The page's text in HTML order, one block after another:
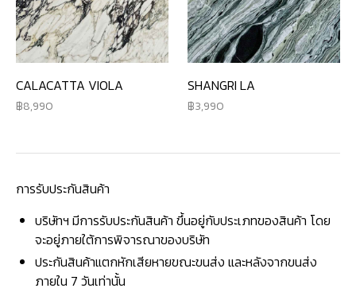
CALACATTA VIOLA
8,990
SHANGRI LA
3,990
การรับประกันสินค้า
บริษัทฯ มีการรับประกันสินค้า ขึ้นอยู่กับประเภทของสินค้า โดย
จะอยู่ภายใต้การพิจารณาของบริษัท
ประกันสินค้าแตกหักเสียหายขณะขนส่ง และหลังจากขนส่ง
ภายใน 7 วันเท่านั้น